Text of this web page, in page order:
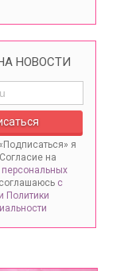
НОВОСТИ
я
на
персональных
с
Политики